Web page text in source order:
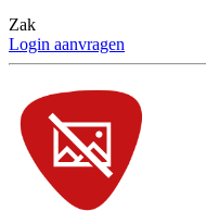
Zak
Login aanvragen